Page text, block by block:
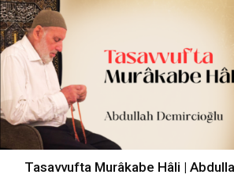
Tasavvufta Murâkabe Hâli |